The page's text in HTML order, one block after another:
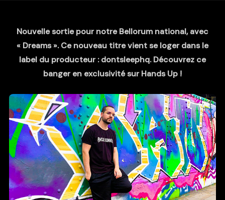
Nouvelle sortie pour notre Bellorum national, avec
« Dreams ». Ce nouveau titre vient se loger dans le
label du producteur : dontsleephq. Découvrez ce
banger en exclusivité sur Hands Up !